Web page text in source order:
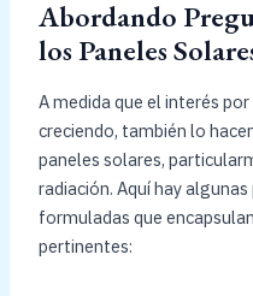
Abordando
los Paneles
A medida que el interés
creciendo, también lo
paneles solares,
radiación. Aquí hay
formuladas que
pertinentes: